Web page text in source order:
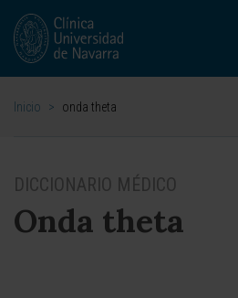
Inicio > onda theta
DICCIONARIO MÉDICO
Onda theta